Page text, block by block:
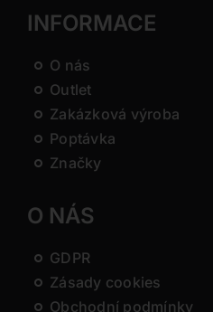
INFORMACE
O nás
Outlet
Zakázková výroba
Poptávka
Značky
O NÁS
GDPR
Zásady cookies
Obchodní podmínky